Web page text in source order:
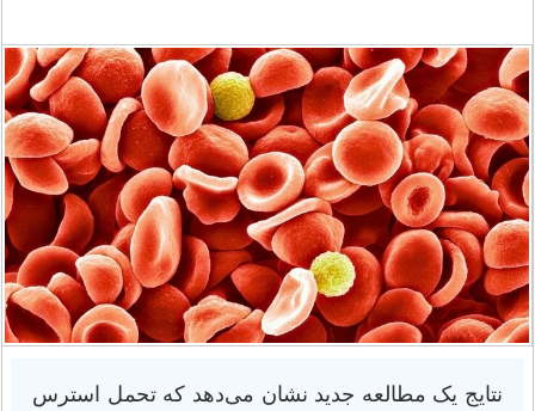
نتایج یک مطالعه جدید نشان می‌دهد که تحمل استرس